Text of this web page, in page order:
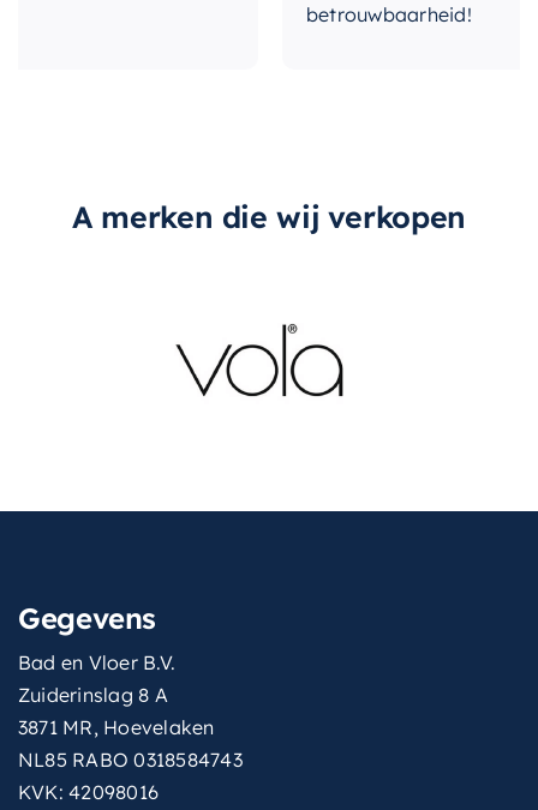
perfecte aanvulling op elke badkamer.
betrouwbaarheid!
A merken die wij verkopen
Gegevens
Bad en Vloer B.V.
Zuiderinslag 8 A
3871 MR, Hoevelaken
NL85 RABO 0318584743
KVK: 42098016